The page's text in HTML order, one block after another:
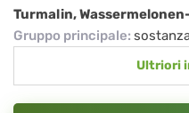
Turmalin,
Gruppo principale:
Ultriori